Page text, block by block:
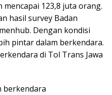
123,8 juta orang.
hasil survey Badan
Dengan kondisi
pintar dalam berkendara.
di Tol Trans Jawa
berkendara